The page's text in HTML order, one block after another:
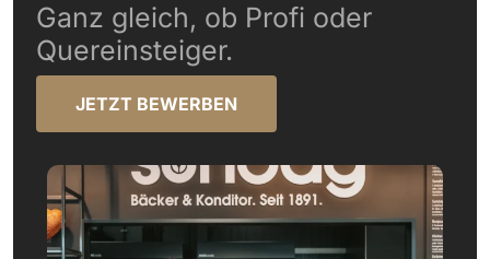
Ganz gleich, ob Profi oder
Quereinsteiger.
JETZT BEWERBEN